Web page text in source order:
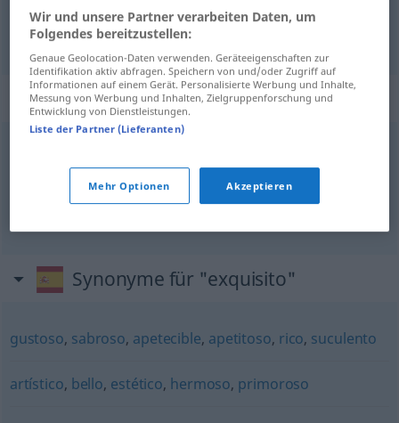
Beispielsätze für "exquisito"
Leckerbissenm
Delikatessef
Synonyme für "exquisito"
gustoso, sabroso, apetecible, apetitoso, rico, suculento
artístico, bello, estético, hermoso, primoroso
Wir und unsere Partner verarbeiten Daten, um
Folgendes bereitzustellen:
Genaue Geolocation-Daten verwenden. Geräteeigenschaften zur
Identifikation aktiv abfragen. Speichern von und/oder Zugriff auf
Informationen auf einem Gerät. Personalisierte Werbung und Inhalte,
Messung von Werbung und Inhalten, Zielgruppenforschung und
Entwicklung von Dienstleistungen.
Liste der Partner (Lieferanten)
Mehr Optionen Akzeptieren